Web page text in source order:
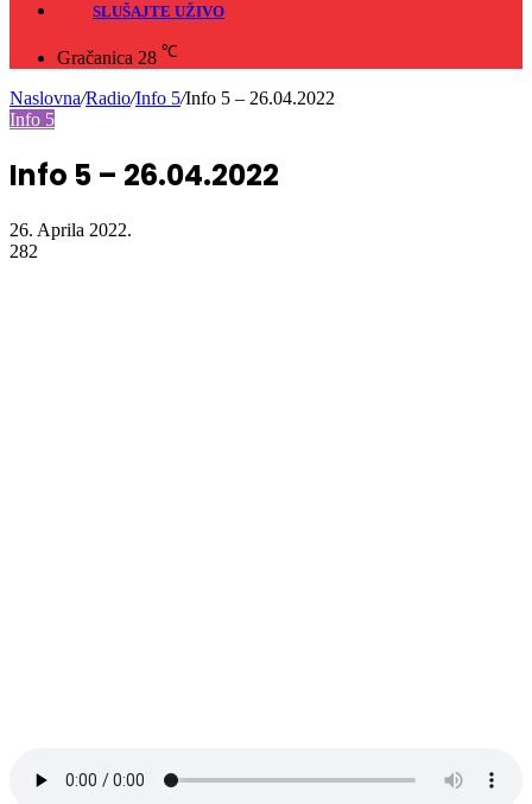
SLUŠAJTE UŽIVO
Gračanica 28 ℃
Naslovna/Radio/Info 5/Info 5 – 26.04.2022
Info 5
Info 5 – 26.04.2022
26. Aprila 2022.
282